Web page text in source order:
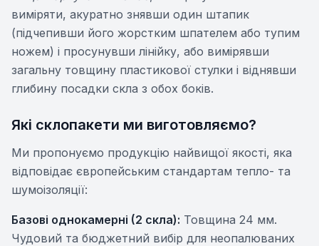
виміряти, акуратно знявши один штапик
(підчепивши його жорстким шпателем або тупим
ножем) і просунувши лінійку, або вимірявши
загальну товщину пластикової стулки і віднявши
глибину посадки скла з обох боків.
Які склопакети ми виготовляємо?
Ми пропонуємо продукцію найвищої якості, яка
відповідає європейським стандартам тепло- та
шумоізоляції:
Базові однокамерні (2 скла): Товщина 24 мм.
Чудовий та бюджетний вибір для неопалюваних